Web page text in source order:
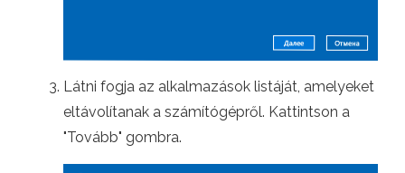
Látni fogja az alkalmazások listáját, amelyeket
eltávolítanak a számítógépről. Kattintson a
"Tovább" gombra.